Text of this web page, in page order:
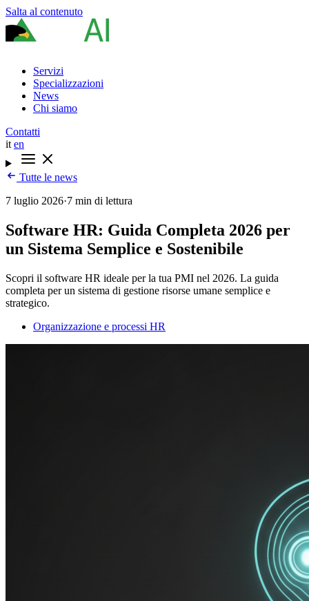
Salta al contenuto
Servizi
Specializzazioni
News
Chi siamo
Contatti
it en
Tutte le news
7 luglio 2026·7 min di lettura
Software HR: Guida Completa 2026 per
un Sistema Semplice e Sostenibile
Scopri il software HR ideale per la tua PMI nel 2026. La guida
completa per un sistema di gestione risorse umane semplice e
strategico.
Organizzazione e processi HR